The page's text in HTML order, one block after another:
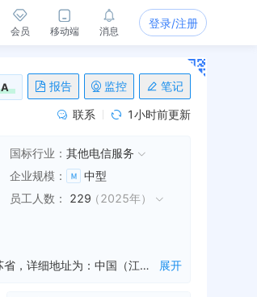
会员 移动端 消息
登录/注册
A 报告 监控 笔记
联系 1小时前更新
国标行业： 其他电信服务
企业规模 ：
中型
员工人数 ： 229（2025年）
金螳螂家数字科技（苏州）有限公司是一家从事增值业务,电子商务技术服务,技术服务等业务的公司，成立于2015年10月16日，公司坐落在江苏省，详细地址为：中国（江苏）自由贸易试验区苏州片区苏州工业园区金尚路89号3幢办公大楼三层;经国家企业信用信息公示系统查询得知，金螳螂家数字科技（苏州）有限公司的信用代码/税号为91320594MA1M9N430W，法人是徐杰，注册资本为34960.000000万人民币，企业的经营范围为:许可项目：第二类增值电信业务；住宅室内装饰装修；互联网信息服务（依法须经批准的项目，经相关部门批准后方可开展经营活动，具体经营项目以审批结果为准） 一般项目：企业管理咨询；技术服务、技术开发、技术咨询、技术交流、技术转让、技术推广；软件开发；计算机系统服务；信息技术咨询服务；市场调查（不含涉外调查）；社会经济咨询服务；建筑物清洁服务；咨询策划服务；承接总公司工程建设业务；网络技术服务；装卸搬运；住宅水电安装维护服务；建筑装饰材料销售；建筑材料销售；卫生陶瓷制品制造；卫生陶瓷制品销售；卫生洁具销售；家具销售；家用电器销售；日用百货销售；风动和电动工具销售；音响设备销售；电气设备销售；非电力家用器具销售；气体、液体分离及纯净设备制造；品牌管理；人工智能应用软件开发；网络与信息安全软件开发；电子产品销售；信息系统集成服务（除依法须经批准的项目外，凭营业执照依法自主开展经营活动） 展开